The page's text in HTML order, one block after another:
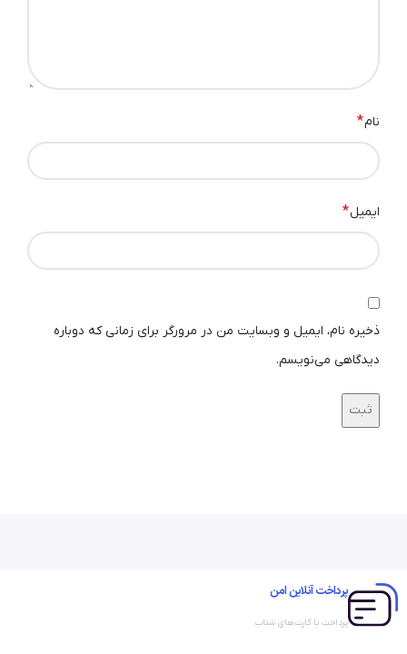
نام*
ایمیل*
ذخیره نام، ایمیل و وبسایت من در مرورگر برای زمانی که دوباره
دیدگاهی می‌نویسم.
پرداخت آنلاین امن
پرداخت با کارت‌های شتاب